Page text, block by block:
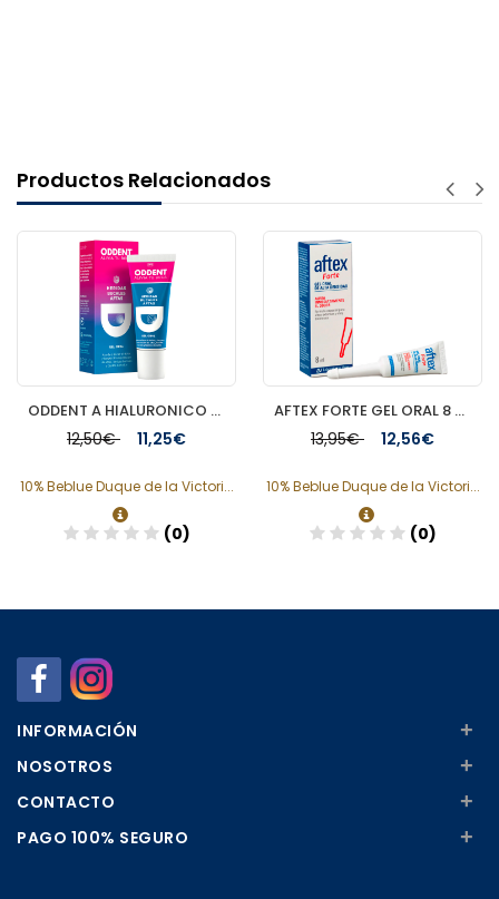
Productos Relacionados
ODDENT A HIALURONICO GEL GINGIVAL 20 ML
12,50€ 11,25€
10% Beblue Duque de la Victori...
(0)
AFTEX FORTE GEL ORAL 8 ML
13,95€ 12,56€
10% Beblue Duque de la Victori...
(0)
INFORMACIÓN +
NOSOTROS +
CONTACTO +
PAGO 100% SEGURO +